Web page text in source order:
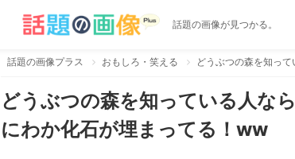
話題の画像が見つかる。
話題の画像プラス おもしろ・笑える
どうぶつの森を知っている人な
にわか化石が埋まってる！ww